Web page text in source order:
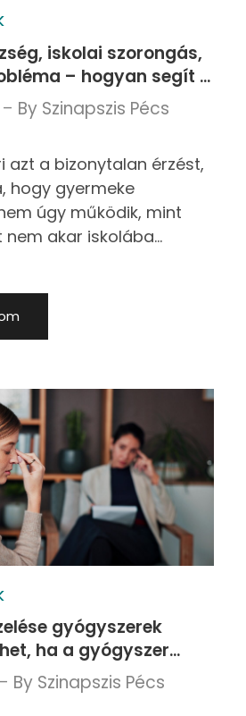
iskolai szorongás,
– hogyan segít a
pszichológia?
By Szinapszis Pécs
azt a bizonytalan érzést,
hogy gyermeke
úgy működik, mint
nem akar iskolába
gondról,
gyógyszerek
ha a gyógyszer
magát igazán jól?
By Szinapszis Pécs